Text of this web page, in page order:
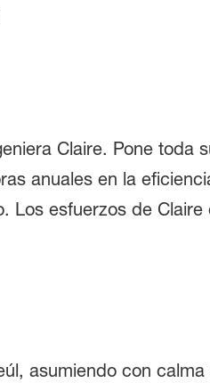
Claire. Pone toda
anuales en la
Los esfuerzos de
asumiendo con calma